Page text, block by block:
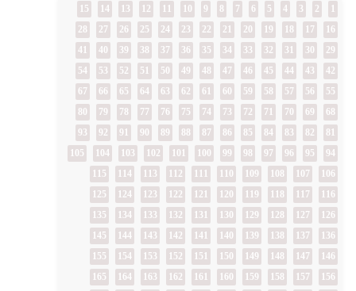
2
3
4
5
6
7
8
9
12
13
14
15
16
17
18
19
20
21
22
23
24
25
26
27
28
29
30
31
32
33
34
35
36
37
38
39
40
41
42
43
44
45
46
47
48
49
50
51
52
53
54
55
56
57
58
59
60
61
62
63
64
65
66
67
68
69
70
71
72
73
74
75
76
77
78
79
80
81
82
83
84
85
86
87
88
89
90
91
92
93
94
95
96
97
98
99
102
103
104
105
106
107
108
109
112
113
114
115
116
117
118
119
120
121
122
123
124
125
126
127
128
129
130
131
132
133
134
135
136
137
138
139
140
141
142
143
144
145
146
147
148
149
150
151
152
153
154
155
156
157
158
159
160
161
162
163
164
165